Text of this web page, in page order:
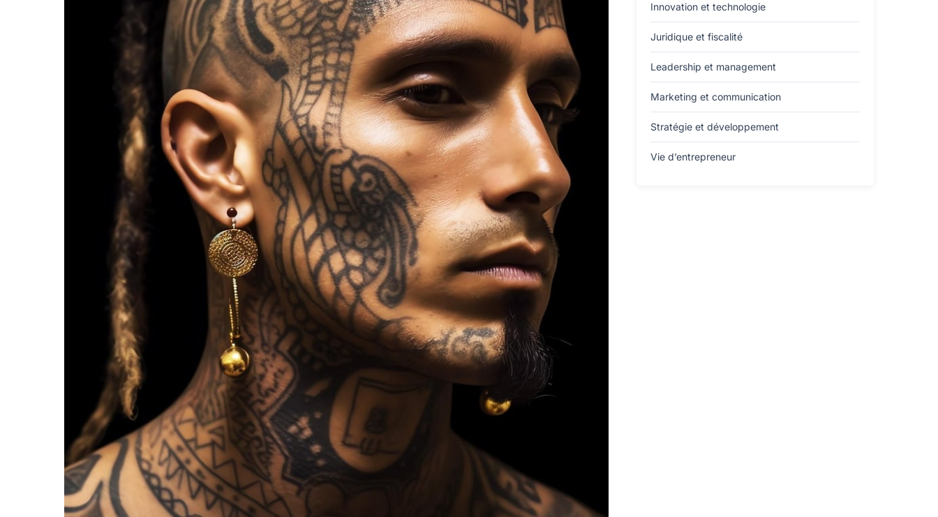
Innovation et technologie
Juridique et fiscalité
Leadership et management
Marketing et communication
Stratégie et développement
Vie d’entrepreneur